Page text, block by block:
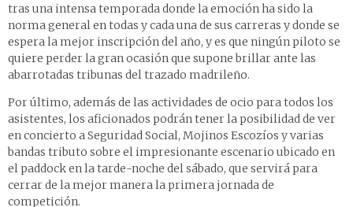
tras una intensa temporada donde la emoción ha sido la
norma general en todas y cada una de sus carreras y donde se
espera la mejor inscripción del año, y es que ningún piloto se
quiere perder la gran ocasión que supone brillar ante las
abarrotadas tribunas del trazado madrileño.
Por último, además de las actividades de ocio para todos los
asistentes, los aficionados podrán tener la posibilidad de ver
en concierto a Seguridad Social, Mojinos Escozíos y varias
bandas tributo sobre el impresionante escenario ubicado en
el paddock en la tarde-noche del sábado, que servirá para
cerrar de la mejor manera la primera jornada de
competición.